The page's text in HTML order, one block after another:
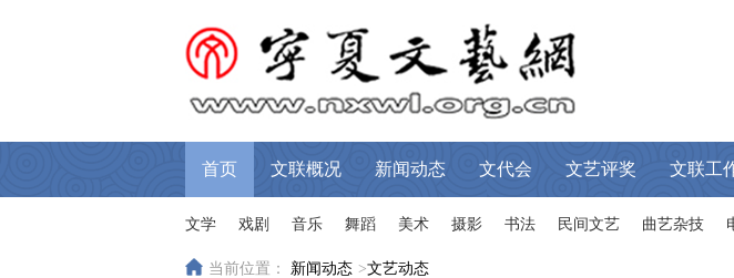
首页 文联概况 新闻动态 文代会 文艺评奖 文联工
文学 戏剧 音乐 舞蹈 美术 摄影 书法 民间文艺 曲艺杂技
当前位置： 新闻动态 >文艺动态